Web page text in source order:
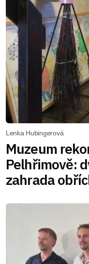
Lenka Hubingerová
Muzeum
Pelhřimově:
zahrada